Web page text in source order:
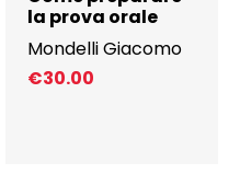
la prova orale
Mondelli Giacomo
€30.00